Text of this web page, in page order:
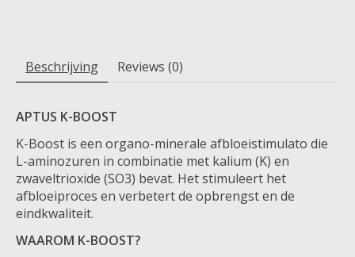
Beschrijving Reviews (0)
APTUS K-BOOST
K-Boost is een organo-minerale afbloeistimulato die
L-aminozuren in combinatie met kalium (K) en
zwaveltrioxide (SO3) bevat. Het stimuleert het
afbloeiproces en verbetert de opbrengst en de
eindkwaliteit.
WAAROM K-BOOST?